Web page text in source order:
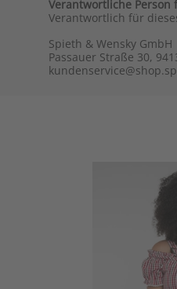
Verantwortliche Person
Verantwortlich für
Spieth & Wensky GmbH
Passauer Straße 30,